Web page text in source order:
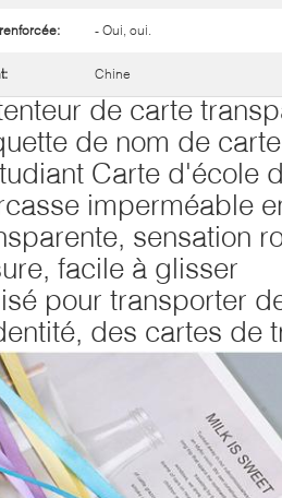
- Oui, oui.
Chine
de carte
de nom de
Carte d'école
imperméable
sensation
facile à glisser
pour transporter
des cartes de